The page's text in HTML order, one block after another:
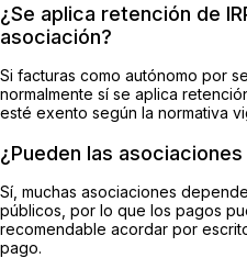
¿Se aplica retención de
asociación?
Si facturas como autónomo por
normalmente sí se aplica
esté exento según la normativa
¿Pueden las
Sí, muchas asociaciones
públicos, por lo que los pagos
recomendable acordar por
pago.